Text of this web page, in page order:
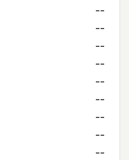
--
--
--
--
--
--
--
--
--